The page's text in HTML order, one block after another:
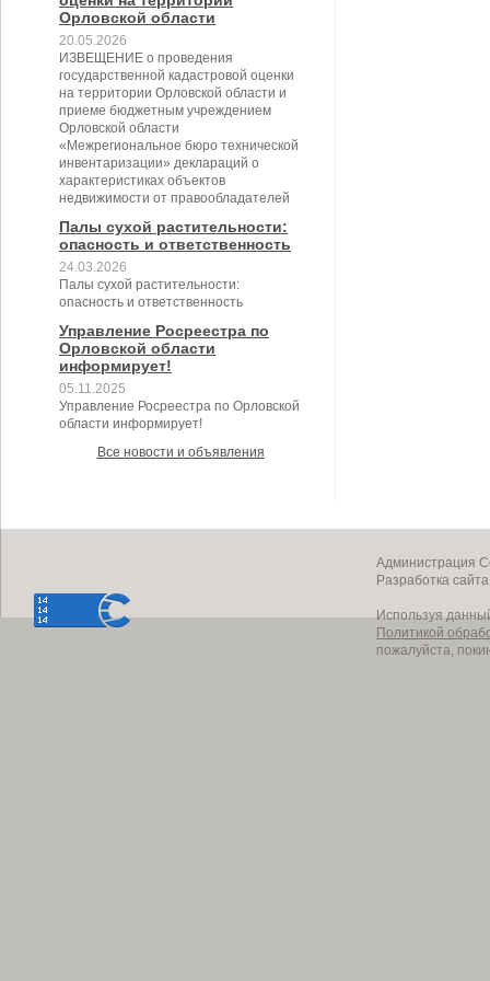
Орловской области
20.05.2026
ИЗВЕЩЕНИЕ о проведения
государственной кадастровой оценки
на территории Орловской области и
приеме бюджетным учреждением
Орловской области
«Межрегиональное бюро технической
инвентаризации» деклараций о
характеристиках объектов
недвижимости от правообладателей
Палы сухой растительности:
опасность и ответственность
24.03.2026
Палы сухой растительности:
опасность и ответственность
Управление Росреестра по
Орловской области
информирует!
05.11.2025
Управление Росреестра по Орловской
области информирует!
Все новости и объявления
Администрация
Разработка
Используя
Политикой
пожалуйста,